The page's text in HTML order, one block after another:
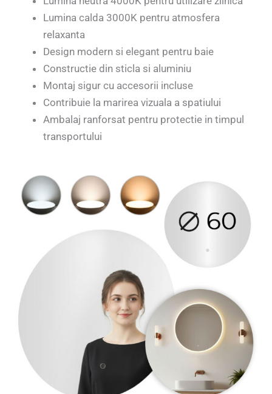
Lumina calda 3000K pentru atmosfera
relaxanta
Design modern si elegant pentru baie
Constructie din sticla si aluminiu
Montaj sigur cu accesorii incluse
Contribuie la marirea vizuala a spatiului
Ambalaj ranforsat pentru protectie in timpul
transportului